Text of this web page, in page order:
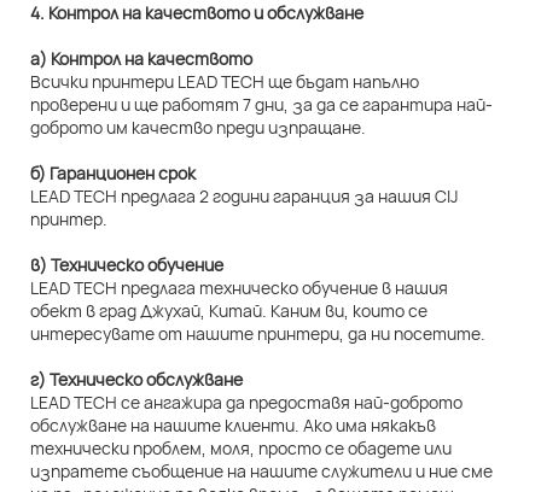
4. Контрол на качеството и обслужване
а) Контрол на качеството
Всички принтери LEAD TECH ще бъдат напълно
проверени и ще работят 7 дни, за да се гарантира най-
доброто им качество преди изпращане.
б) Гаранционен срок
LEAD TECH предлага 2 години гаранция за нашия CIJ
принтер.
в) Техническо обучение
LEAD TECH предлага техническо обучение в нашия
обект в град Джухай, Китай. Каним ви, които се
интересувате от нашите принтери, да ни посетите.
г) Техническо обслужване
LEAD TECH се ангажира да предоставя най-доброто
обслужване на нашите клиенти. Ако има някакъв
технически проблем, моля, просто се обадете или
изпратете съобщение на нашите служители и ние сме